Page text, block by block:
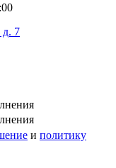
д. 7
и политику